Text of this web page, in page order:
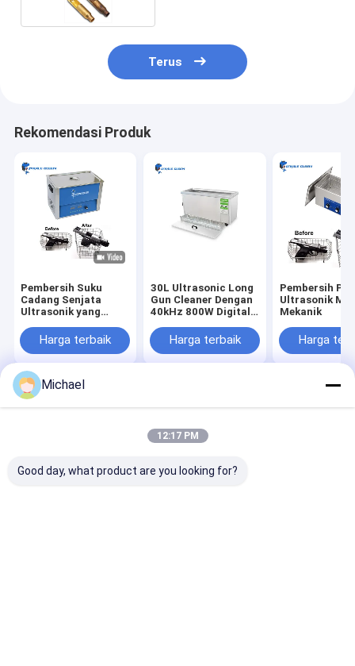
Terus
Rekomendasi Produk
Pembersih Suku
Cadang Senjata
Ultrasonik yang
Daya 30L -
Pembersihan
Industri
Harga terbaik
30L Ultrasonic Long
Gun Cleaner Dengan
40kHz 800W Digital
CleanersHarga terbaik
Pembersih
Ultrasonik
Mekanik
Harga
kita
kami
Site
Sitemap
Privacy Policy
Reserved.
Michael
12:17 PM
Good day, what product are you looking for?